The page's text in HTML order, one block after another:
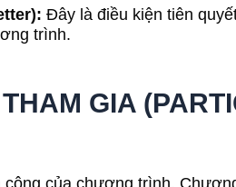
Đây là điều kiện tiên
trình.
GIA